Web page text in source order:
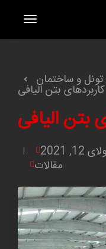
و ساختمان
کاربردهای بتن الیافی
بتن الیافی
12, 2021
مقالات